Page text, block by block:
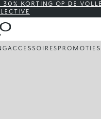
30% KORTING OP DE
ACCESSOIRES PROMOTIES